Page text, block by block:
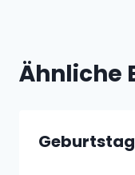
Ähnliche